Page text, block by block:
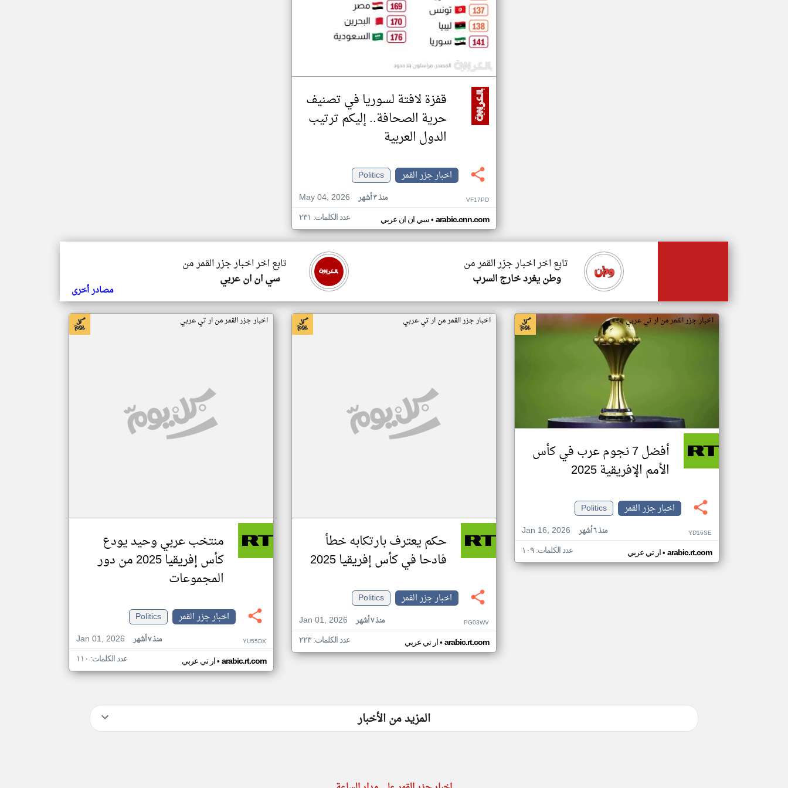
قفزة لافتة لسوريا في تصنيف
حرية الصحافة.. إليكم ترتيب
الدول العربية
اخبار جزر القمر
Politics
May 04, 2026
منذ ٣ أشهر VF17PD
سي ان ان عربي• arabic.cnn.com عدد الكلمات: ٢٣١
تابع اخر اخبار جزر القمر من
سي ان ان عربي
تابع اخر اخبار جزر القمر من
وطن يغرد خارج السرب
مصادر أخرى
اخبار جزر القمر من ار تي عربي
أفضل 7 نجوم عرب في كأس
الأمم الإفريقية 2025
اخبار جزر القمر
Politics
Jan 16, 2026
منذ ٦ أشهر YD16SE
ار تي عربي• arabic.rt.com عدد الكلمات: ١٠٩
اخبار جزر القمر من ار تي عربي
حكم يعترف بارتكابه خطأ
فادحا في كأس إفريقيا 2025
اخبار جزر القمر
Politics
Jan 01, 2026
منذ ٧ أشهر PG03WV
ار تي عربي• arabic.rt.com عدد الكلمات: ٢٢٣
اخبار جزر القمر من ار تي عربي
منتخب عربي وحيد يودع
كأس إفريقيا 2025 من دور
المجموعات
اخبار جزر القمر
Politics
Jan 01, 2026
منذ ٧ أشهر YU55DX
ار تي عربي• arabic.rt.com عدد الكلمات: ١١٠
المزيد من الأخبار